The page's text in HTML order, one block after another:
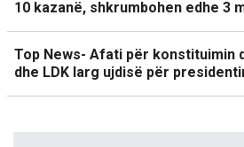
10 kazanë, shkrumbohen edhe 3
Top News- Afati për konstituimin
dhe LDK larg ujdisë për